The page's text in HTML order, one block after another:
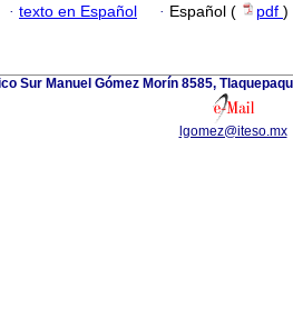
· texto en Español · Español ( pdf )
Sur Manuel Gómez Morín 8585,
lgomez@iteso.mx